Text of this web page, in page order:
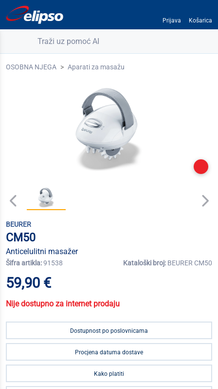
Prijava Košarica
Traži uz pomoć AI
OSOBNA NJEGA Aparati za masažu
BEURER
CM50
Anticelulitni masažer
Šifra artikla:91538 Kataloški broj: BEURER CM50
59,90 €
Nije dostupno za internet prodaju
Dostupnost po poslovnicama
Procjena datuma dostave
Kako platiti